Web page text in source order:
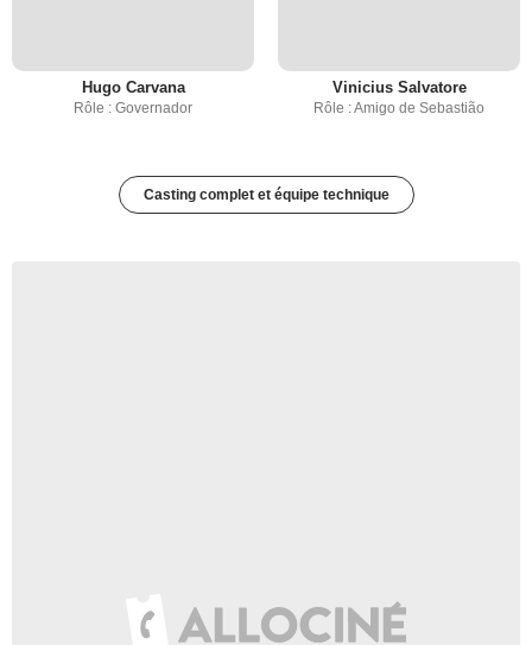
Hugo Carvana
Rôle : Governador
Vinicius Salvatore
Rôle : Amigo de Sebastião
Casting complet et équipe technique